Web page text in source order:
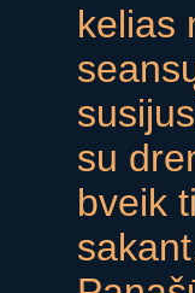
kelias
su
bveik